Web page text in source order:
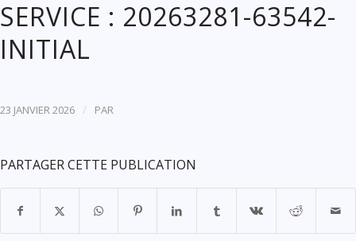
SERVICE : 20263281-63542-
INITIAL
23 JANVIER 2026 / PAR
PARTAGER CETTE PUBLICATION